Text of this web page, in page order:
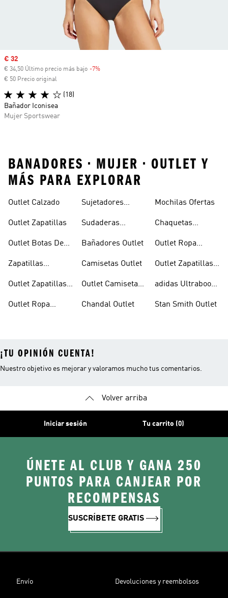
Precio de venta
€ 32
€ 34,50 Último precio más bajo -7%
€ 50 Precio original
(18)
Bañador Iconisea
Mujer Sportswear
BANADORES • MUJER • OUTLET Y
MÁS PARA EXPLORAR
Outlet Calzado
Outlet Zapatillas
Outlet Botas De
Zapatillas
Outlet Zapatillas
Outlet Ropa
Sujetadores
Ofertas
Sudaderas
Bañadores Outlet
Camisetas Outlet
Outlet Camisetas
Chandal Outlet
Mochilas Ofertas
Chaquetas
Outlet Ropa
Outlet Zapatillas
adidas Ultraboost
Stan Smith Outlet
¡TU OPINIÓN CUENTA!
Nuestro objetivo es mejorar y valoramos mucho tus comentarios.
Volver arriba
Iniciar sesión Tu carrito (0)
ÚNETE AL CLUB Y GANA 250
PUNTOS PARA CANJEAR POR
RECOMPENSAS
SUSCRÍBETE GRATIS
Envío Devoluciones y reembolsos